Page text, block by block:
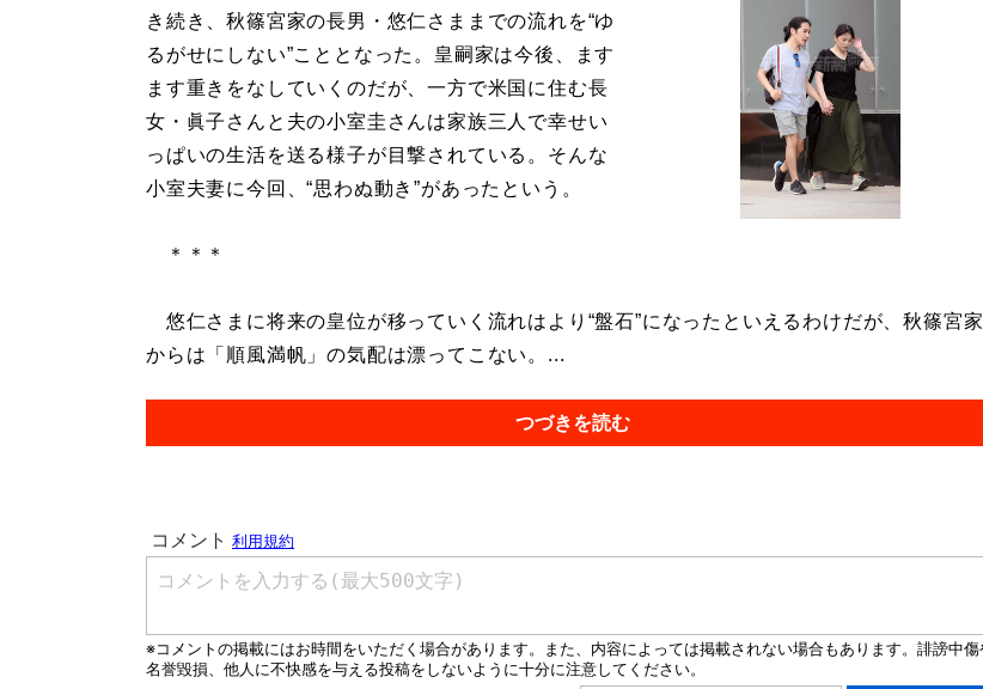
き続き、秋篠宮家の長男・悠仁さままでの流れを“ゆ
るがせにしない”こととなった。皇嗣家は今後、ます
ます重きをなしていくのだが、一方で米国に住む長
女・眞子さんと夫の小室圭さんは家族三人で幸せい
っぱいの生活を送る様子が目撃されている。そんな
小室夫妻に今回、“思わぬ動き”があったという。
＊＊＊
悠仁さまに将来の皇位が移っていく流れはより“盤石”になったといえるわけだが、秋篠宮家
からは「順風満帆」の気配は漂ってこない。...
つづきを読む